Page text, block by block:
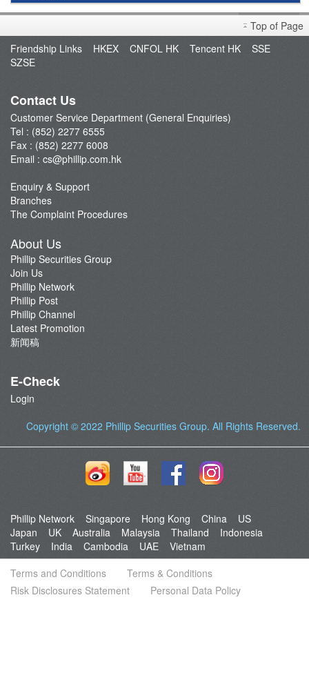
Phillip Securities Group
Branches
Join Us
Phillip Post
新闻稿
Top of Page
Friendship Links
HKEX CNFOL HK Tencent HK
SSE
SZSE
Contact Us
Customer Service Department (General Enquiries)
Tel : (852) 2277 6555
Fax : (852) 2277 6008
Email : cs@phillip.com.hk
Enquiry & Support
Branches
The Complaint Procedures
About Us
Phillip Securities Group
Join Us
Phillip Network
Phillip Post
Phillip Channel
Latest Promotion
新闻稿
E-Check
Login
Copyright © 2022 Phillip Securities Group. All Rights Reserved.
Phillip Network Singapore Hong Kong China
US
Japan
UK Australia Malaysia Thailand
Indonesia
Turkey
India Cambodia UAE
Vietnam
Terms and Conditions
Terms & Conditions
Risk Disclosures Statement
Personal Data Policy